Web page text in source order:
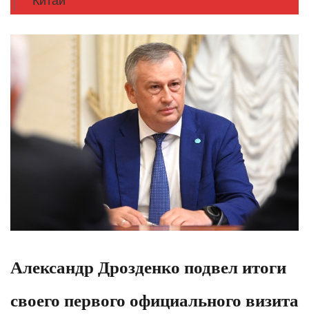
Александр Дрозденко подвел итоги
своего первого официального визита